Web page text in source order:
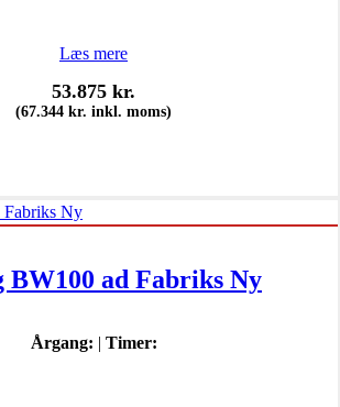
Læs mere
53.875 kr.
(67.344 kr. inkl. moms)
BW100 ad Fabriks Ny
Årgang: | Timer: